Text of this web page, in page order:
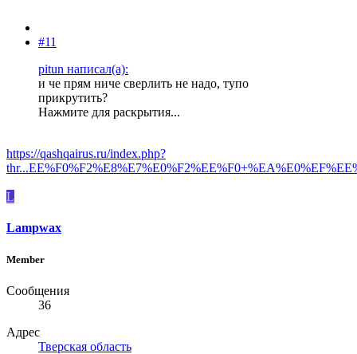
#11
pitun написал(а):
и че прям ниче сверлить не надо, тупо
прикрутить?
Нажмите для раскрытия...
https://qashqairus.ru/index.php?
L
Lampwax
Member
Сообщения
36
Адрес
Тверская область